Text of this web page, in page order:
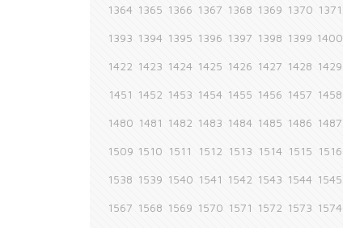
1364 1365 1366 1367 1368 1369 1370 1371
1393 1394 1395 1396 1397 1398 1399 1400
1422 1423 1424 1425 1426 1427 1428 1429
1451 1452 1453 1454 1455 1456 1457 1458
1480 1481 1482 1483 1484 1485 1486 1487
1509 1510 1511 1512 1513 1514 1515 1516
1538 1539 1540 1541 1542 1543 1544 1545
1567 1568 1569 1570 1571 1572 1573 1574